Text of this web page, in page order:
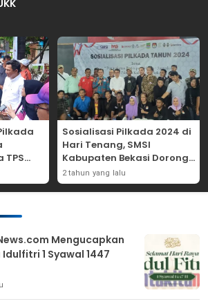
TPS
Sosialisasi Pilkada 2024 di
Hari Tenang, SMSI
Kabupaten Bekasi Dorong
Angka Partisipasi
Masyarakat
2 tahun yang lalu
Mengucapkan
1 Syawal 1447